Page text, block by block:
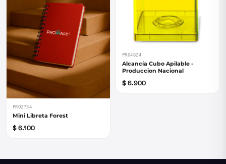
PRO2754
Mini Libreta Forest
$ 6.100
PRO4624
Alcancía Cubo Apilable -
Produccion Nacional
$ 6.900